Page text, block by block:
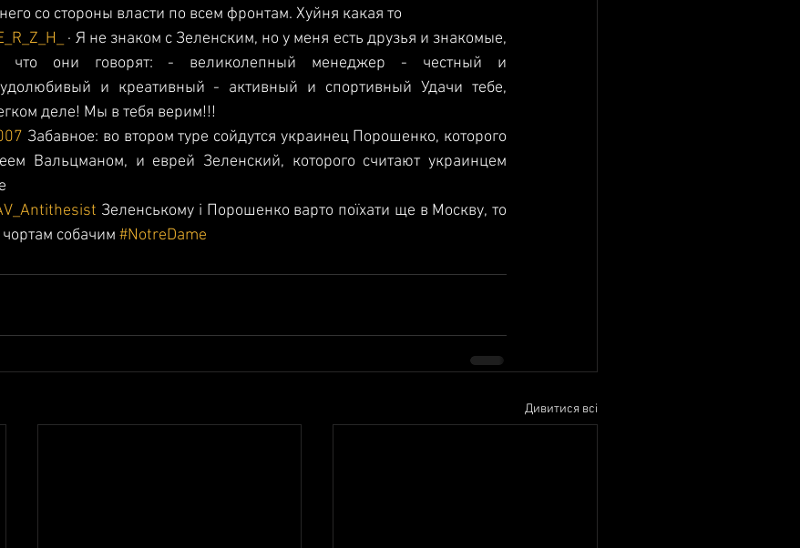
со стороны власти по всем фронтам. Хуйня какая то
· Я не знаком с Зеленским, но у меня есть друзья и знакомые,
что они говорят: - великолепный менеджер - честный и
и креативный - активный и спортивный Удачи тебе,
деле! Мы в тебя верим!!!
Забавное: во втором туре сойдутся украинец Порошенко, которого
Вальцманом, и еврей Зеленский, которого считают украинцем
Зеленському і Порошенко варто поїхати ще в Москву, то
собачим #NotreDame
Дивитися всі